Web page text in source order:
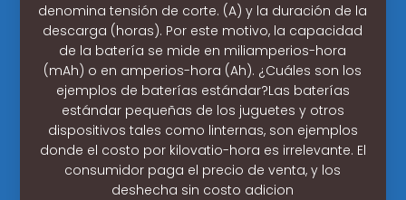
denomina tensión de corte. (A) y la duración de la
descarga (horas). Por este motivo, la capacidad
de la batería se mide en miliamperios-hora
(mAh) o en amperios-hora (Ah). ¿Cuáles son los
ejemplos de baterías estándar?Las baterías
estándar pequeñas de los juguetes y otros
dispositivos tales como linternas, son ejemplos
donde el costo por kilovatio-hora es irrelevante. El
consumidor paga el precio de venta, y los
deshecha sin costo adicion